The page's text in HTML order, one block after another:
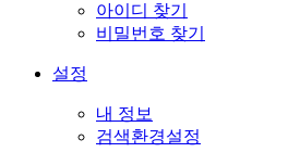
아이디 찾기
비밀번호 찾기
설정
내 정보
검색환경설정